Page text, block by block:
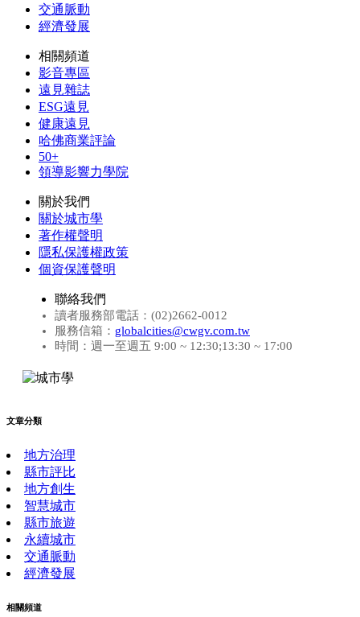
交通脈動
經濟發展
相關頻道
影音專區
遠見雜誌
ESG遠見
健康遠見
哈佛商業評論
50+
領導影響力學院
關於我們
關於城市學
著作權聲明
隱私保護權政策
個資保護聲明
聯絡我們
讀者服務部電話：(02)2662-0012
服務信箱： globalcities@cwgv.com.tw
時間：週一至週五 9:00 ~ 12:30;13:30 ~ 17:00
文章分類
地方治理
縣市評比
地方創生
智慧城市
縣市旅遊
永續城市
交通脈動
經濟發展
相關頻道